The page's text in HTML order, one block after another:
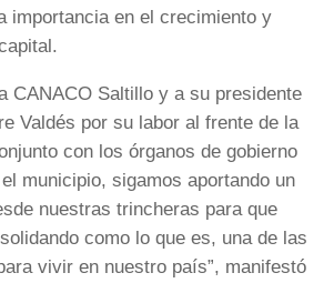
importancia en el crecimiento y
CANACO Saltillo y a su presidente
Valdés por su labor al frente de la
con los órganos de gobierno
municipio, sigamos aportando un
nuestras trincheras para que
como lo que es, una de las
vivir en nuestro país”, manifestó